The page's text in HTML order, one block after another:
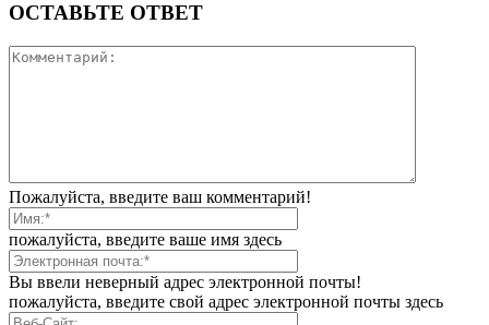
ОСТАВЬТЕ ОТВЕТ
Пожалуйста, введите ваш комментарий!
пожалуйста, введите ваше имя здесь
Вы ввели неверный адрес электронной почты!
пожалуйста, введите свой адрес электронной почты здесь